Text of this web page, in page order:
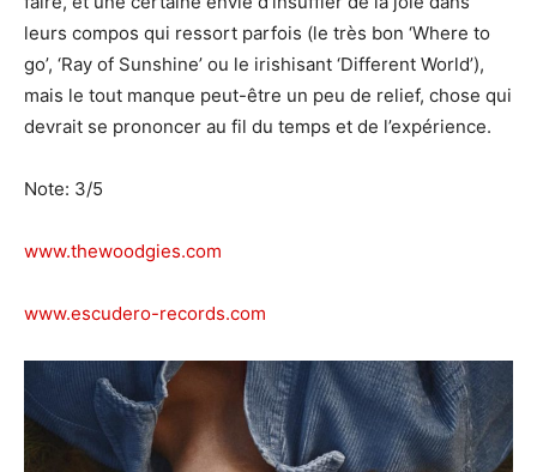
leurs compos qui ressort parfois (le très bon ‘Where to
go’, ‘Ray of Sunshine’ ou le irishisant ‘Different World’),
mais le tout manque peut-être un peu de relief, chose qui
devrait se prononcer au fil du temps et de l’expérience.
Note: 3/5
www.thewoodgies.com
www.escudero-records.com